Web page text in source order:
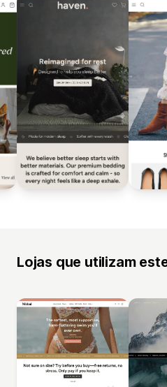
Lojas que utilizam